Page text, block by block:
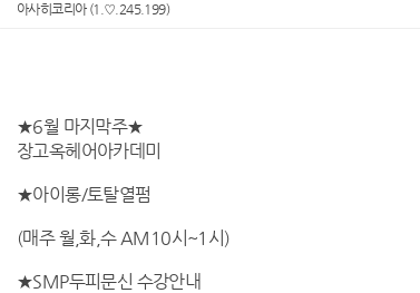
아사히코리아(1.♡.245.199)
★6월 마지막주★
장고옥헤어아카데미
★아이롱/토탈열펌
(매주 월,화,수 AM10시~1시)
★SMP두피문신 수강안내